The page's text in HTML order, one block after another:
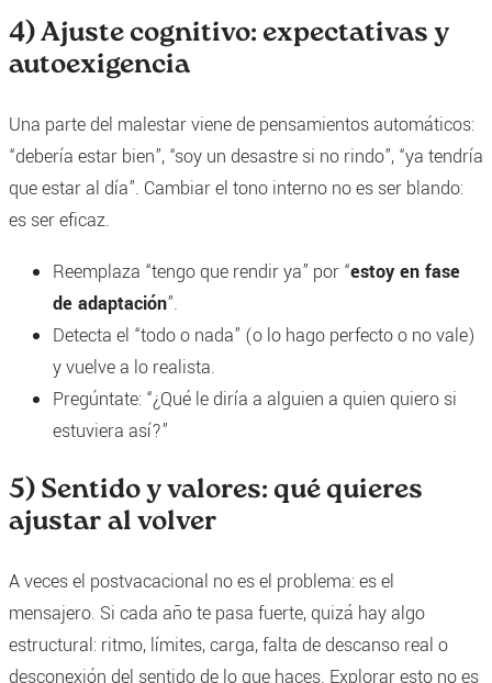
4) Ajuste cognitivo: expectativas y
autoexigencia
Una parte del malestar viene de pensamientos automáticos:
“debería estar bien”, “soy un desastre si no rindo”, “ya tendría
que estar al día”. Cambiar el tono interno no es ser blando:
es ser eficaz.
Reemplaza “tengo que rendir ya” por “estoy en fase
de adaptación”.
Detecta el “todo o nada” (o lo hago perfecto o no vale)
y vuelve a lo realista.
Pregúntate: “¿Qué le diría a alguien a quien quiero si
estuviera así?”
5) Sentido y valores: qué quieres
ajustar al volver
A veces el postvacacional no es el problema: es el
mensajero. Si cada año te pasa fuerte, quizá hay algo
estructural: ritmo, límites, carga, falta de descanso real o
desconexión del sentido de lo que haces. Explorar esto no es